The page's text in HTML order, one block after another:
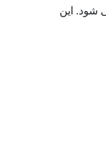
شود. این